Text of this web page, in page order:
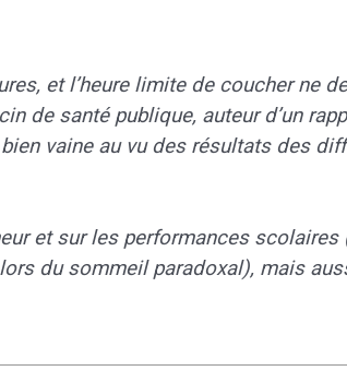
et l’heure limite de coucher ne
de santé publique, auteur d’un
vaine au vu des résultats des
et sur les performances scolaires
du sommeil paradoxal), mais